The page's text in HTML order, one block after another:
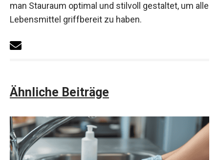
man Stauraum optimal und stilvoll gestaltet, um alle
Lebensmittel griffbereit zu haben.
Ähnliche Beiträge